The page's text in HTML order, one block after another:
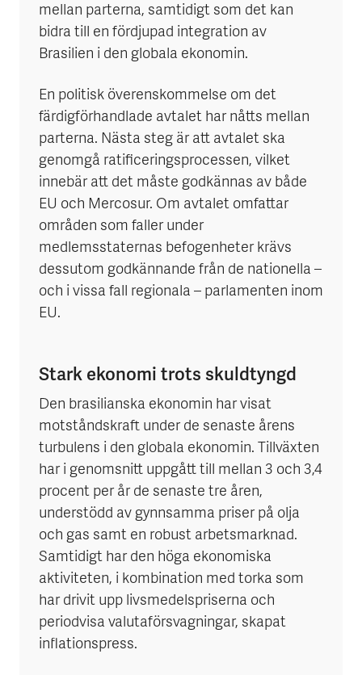
mellan parterna, samtidigt som det kan
bidra till en fördjupad integration av
Brasilien i den globala ekonomin.
En politisk överenskommelse om det
färdigförhandlade avtalet har nåtts mellan
parterna. Nästa steg är att avtalet ska
genomgå ratificeringsprocessen, vilket
innebär att det måste godkännas av både
EU och Mercosur. Om avtalet omfattar
områden som faller under
medlemsstaternas befogenheter krävs
dessutom godkännande från de nationella –
och i vissa fall regionala – parlamenten inom
EU.
Stark ekonomi trots skuldtyngd
Den brasilianska ekonomin har visat
motståndskraft under de senaste årens
turbulens i den globala ekonomin. Tillväxten
har i genomsnitt uppgått till mellan 3 och 3,4
procent per år de senaste tre åren,
understödd av gynnsamma priser på olja
och gas samt en robust arbetsmarknad.
Samtidigt har den höga ekonomiska
aktiviteten, i kombination med torka som
har drivit upp livsmedelspriserna och
periodvisa valutaförsvagningar, skapat
inflationspress.